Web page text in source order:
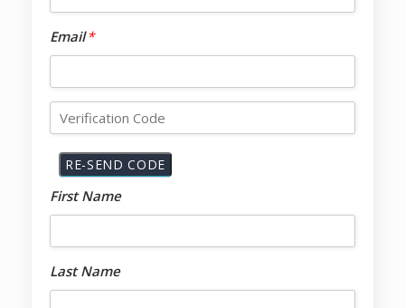
Email*
First Name
Last Name